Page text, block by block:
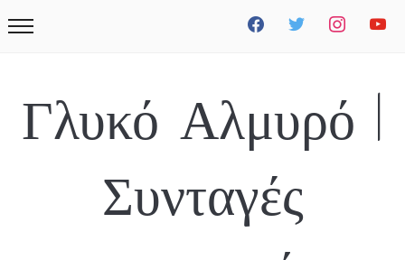
facebook twitter instagramyoutube
Γλυκό Αλμυρό |
Συνταγές